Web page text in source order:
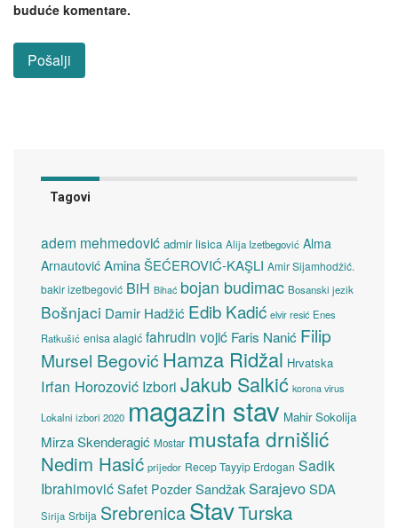
buduće komentare.
Tagovi
adem mehmedović admir lisica Alija Izetbegović Alma
Arnautović Amina ŠEĆEROVIĆ-KAŞLI Amir Sijamhodžić.
bakir izetbegović BiH Bihać bojan budimac Bosanski jezik
Bošnjaci Damir Hadžić Edib Kadić elvir resić Enes
Ratkušić enisa alagić fahrudin vojić Faris Nanić Filip
Mursel Begović Hamza Ridžal Hrvatska
Irfan Horozović Izbori Jakub Salkić korona virus
Lokalni izbori 2020 magazin stav Mahir Sokolija
Mirza Skenderagić Mostar mustafa drnišlić
Nedim Hasić prijedor Recep Tayyip Erdogan Sadik
Ibrahimović Safet Pozder SandžakSarajevoSDA
Sirija Srbija SrebrenicaStavTurska